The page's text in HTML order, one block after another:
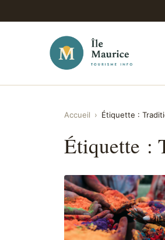
Accueil › Étiquette :
Étiquette :